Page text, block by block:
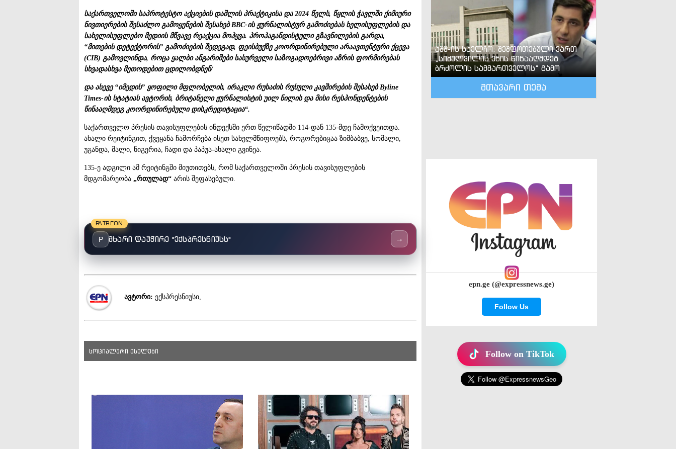
საქართველოში საპროტესტო აქციების დაშლის პრაქტიკისა და 2024 წელს, წყლის ჭავლში ქიმიური
ნივთიერების შესაძლო გამოყენების შესახებ BBC-ის ჟურნალისტურ გამოძიებას ხელისუფლების და
სახელისუფლებო მედიის მწვავე რეაქცია მოჰყვა. პროპაგანდისტული გზავნილების გარდა,
“მითების დეტექტორის” გამოძიების შედეგად, ფეისბუქზე კოორდინირებული არაავთენტური ქცევა
(CIB) გამოვლინდა, როცა ყალბი ანგარიშები სასურველი საზოგადოებრივი აზრის ფორმირებას
სხვადასხვა მეთოდებით ცდილობდნენ/
და ასევე “იმედის” ყოფილი მფლობელის, ირაკლი რუხაძის რუსული კავშირების შესახებ Byline
Times-ის სტატიას ავტორის, ბრიტანელი ჟურნალისტის უილ ნილის და მისი რესპონდენტების
წინააღმდეგ კოორდინირებული დისკრედიტაცია“.
საქართველო პრესის თავისუფლების ინდექსში ერთ წელიწადში 114-დან 135-მდე ჩამოქვეითდა.
ახალი რეიტინგით, ქვეყანა ჩამორჩება ისეთ სახელმწიფოებს, როგორებიცაა ზიმბაბვე, სომალი,
უგანდა, მალი, ნიგერია, ჩადი და პაპუა-ახალი გვინეა.
135-ე ადგილი ამ რეიტინგში მიუთითებს, რომ საქართველოში პრესის თავისუფლების
მდგომარეობა „რთულად“ არის შეფასებული.
PATREON
P მხარი დაუჭირე "ექსპრესნიუსს" →
ავტორი: ექსპრესნიუსი,
სოციალური ქსელები
აშშ-ის საელჩო: შეშფოთებული ვართ
„სიძულვილის ენის წინააღმდეგ
ბრძოლის სამმართველოს“ გამო
მთავარი თემა
epn.ge (@expressnews.ge)
Follow Us
Follow on TikTok